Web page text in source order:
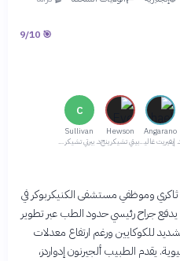
🎯
9/10
Angarano
د. إيفيريت غالينجر
Hewson
بيتي تشيكرينج
C
Sullivan
د. بيرتي تشيكرينج جونيور
وموظفي مستشفى الكنيكربوكر في
يدفع جراح رئيسي حدود الطب عبر تطوير
للكوكايين ورغم ارتفاع معدلات
يقدم الطبيب ألجيرنون إدواردز،